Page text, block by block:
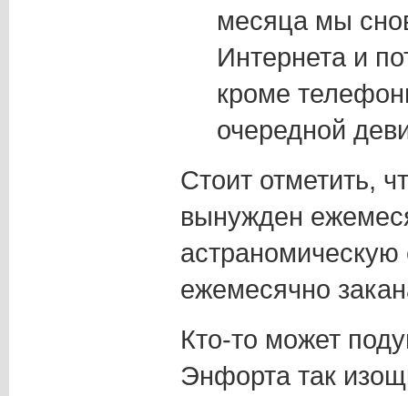
месяца мы
Интернета и
кроме
очередной
Стоит отметить,
вынужден
ежемесячно
Кто-то может
Энфорта так